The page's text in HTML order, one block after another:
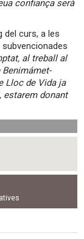
confiança serà
del curs, a les
al treball al
Lloc de Vida ja
estarem donant